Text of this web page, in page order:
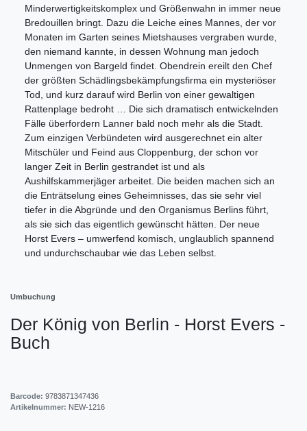
Minderwertigkeitskomplex und Größenwahn in immer neue
Bredouillen bringt. Dazu die Leiche eines Mannes, der vor
Monaten im Garten seines Mietshauses vergraben wurde,
den niemand kannte, in dessen Wohnung man jedoch
Unmengen von Bargeld findet. Obendrein ereilt den Chef
der größten Schädlingsbekämpfungsfirma ein mysteriöser
Tod, und kurz darauf wird Berlin von einer gewaltigen
Rattenplage bedroht … Die sich dramatisch entwickelnden
Fälle überfordern Lanner bald noch mehr als die Stadt.
Zum einzigen Verbündeten wird ausgerechnet ein alter
Mitschüler und Feind aus Cloppenburg, der schon vor
langer Zeit in Berlin gestrandet ist und als
Aushilfskammerjäger arbeitet. Die beiden machen sich an
die Enträtselung eines Geheimnisses, das sie sehr viel
tiefer in die Abgründe und den Organismus Berlins führt,
als sie sich das eigentlich gewünscht hätten. Der neue
Horst Evers – umwerfend komisch, unglaublich spannend
und undurchschaubar wie das Leben selbst.
Umbuchung
Der König von Berlin - Horst Evers -
Buch
Barcode: 9783871347436
Artikelnummer: NEW-1216